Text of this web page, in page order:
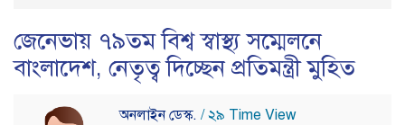
জেনেভায় ৭৯তম বিশ্ব স্বাস্থ্য সম্মেলনে
বাংলাদেশ, নেতৃত্ব দিচ্ছেন প্রতিমন্ত্রী মুহিত
অনলাইন ডেস্ক. / ২৯ Time View